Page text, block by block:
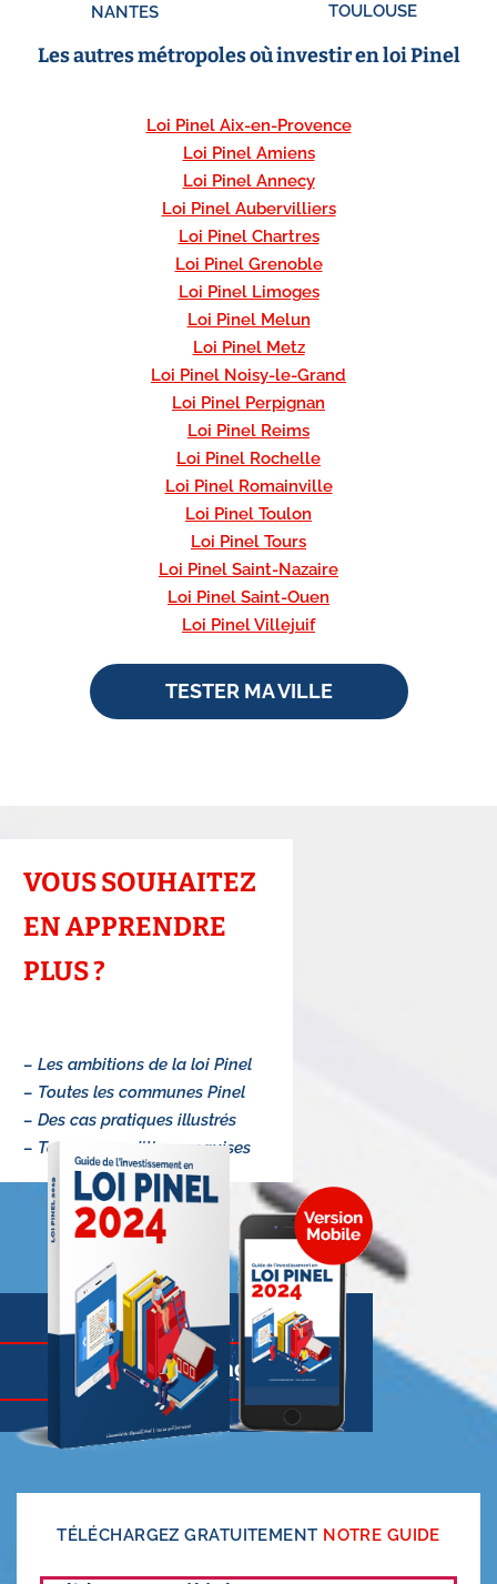
NANTES TOULOUSE
Les autres métropoles où investir en loi Pinel
Loi Pinel Aix-en-Provence
Loi Pinel Amiens
Loi Pinel Annecy
Loi Pinel Aubervilliers
Loi Pinel Chartres
Loi Pinel Grenoble
Loi Pinel Limoges
Loi Pinel Melun
Loi Pinel Metz
Loi Pinel Noisy-le-Grand
Loi Pinel Perpignan
Loi Pinel Reims
Loi Pinel Rochelle
Loi Pinel Romainville
Loi Pinel Toulon
Loi Pinel Tours
Loi Pinel Saint-Nazaire
Loi Pinel Saint-Ouen
Loi Pinel Villejuif
TESTER MA VILLE
VOUS SOUHAITEZ
EN APPRENDRE
PLUS ?
– Les ambitions de la loi Pinel
– Toutes les communes Pinel
– Des cas pratiques illustrés
– Tout les conditions requises
Voir quelques pages
TÉLÉCHARGEZ GRATUITEMENT NOTRE GUIDE